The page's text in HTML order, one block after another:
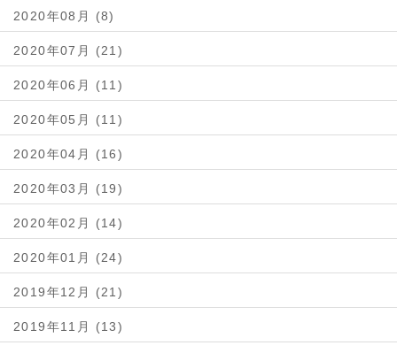
2020年08月 (8)
2020年07月 (21)
2020年06月 (11)
2020年05月 (11)
2020年04月 (16)
2020年03月 (19)
2020年02月 (14)
2020年01月 (24)
2019年12月 (21)
2019年11月 (13)